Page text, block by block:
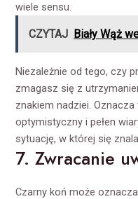
wiele sensu.
CZYTAJ Biały Wąż
Niezależnie od tego, czy
zmagasz się z
znakiem nadziei.
optymistyczny i pełen
sytuację, w której się
7. Zwracanie
Czarny koń może